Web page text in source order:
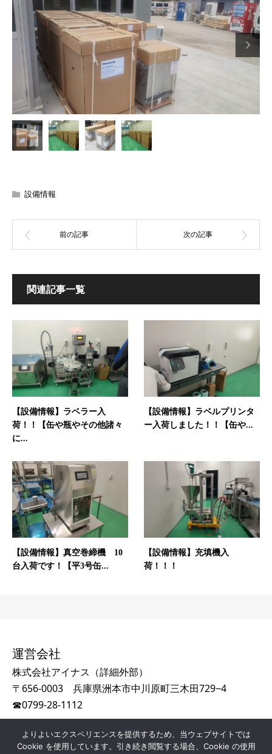

設備情報
関連記事一覧
【設備情報】ラベラー入
荷！！【缶や瓶やその他諸々
に...
【設備情報】ラベルプリンタ
ー入荷しました！！【缶や...
【設備情報】真空巻締機 10
台入荷です！【平3号缶...
【設備情報】充填機入
荷！！！
運営会社
株式会社アイナス（詳細外部）
〒656-0003 兵庫県洲本市中川原町三木田729−4
☎0799-28-1112
よりよいエクスペリエンスを提供するため、当ウェブサイトでは
Cookie を使用しています。引き続き閲覧する場合、Cookie の使用